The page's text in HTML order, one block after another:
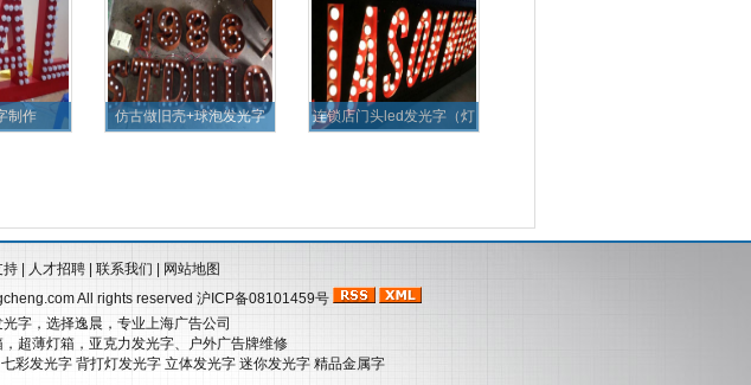
制作 仿古做旧壳+球泡发光字
连锁店门头led发光字（灯
持| 人才招聘| 联系我们
网站地图
All rights reserved 沪ICP备08101459号
字，选择逸晨，专业上海广告公司
超薄灯箱，亚克力发光字、户外广告牌维修
七彩发光字 背打灯发光字 立体发光字 迷你发光字 精品金属字